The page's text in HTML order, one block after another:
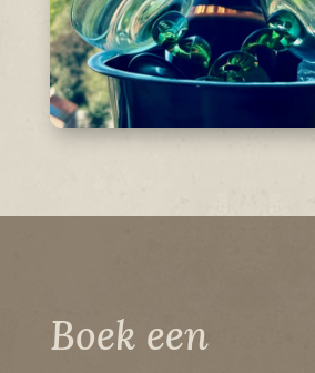
Boek een